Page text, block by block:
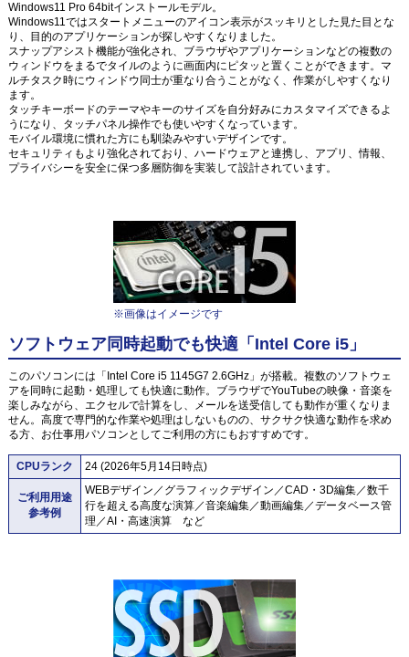
Windows11 Pro 64bitインストールモデル。
Windows11ではスタートメニューのアイコン表示がスッキリとした見た目とな
り、目的のアプリケーションが探しやすくなりました。
スナップアシスト機能が強化され、ブラウザやアプリケーションなどの複数の
ウィンドウをまるでタイルのように画面内にピタッと置くことができます。マ
ルチタスク時にウィンドウ同士が重なり合うことがなく、作業がしやすくなり
ます。
タッチキーボードのテーマやキーのサイズを自分好みにカスタマイズできるよ
うになり、タッチパネル操作でも使いやすくなっています。
モバイル環境に慣れた方にも馴染みやすいデザインです。
セキュリティもより強化されており、ハードウェアと連携し、アプリ、情報、
プライバシーを安全に保つ多層防御を実装して設計されています。
※画像はイメージです
ソフトウェア同時起動でも快適「Intel Core i5」
このパソコンには「Intel Core i5 1145G7 2.6GHz」が搭載。複数のソフトウェ
アを同時に起動・処理しても快適に動作。ブラウザでYouTubeの映像・音楽を
楽しみながら、エクセルで計算をし、メールを送受信しても動作が重くなりま
せん。高度で専門的な作業や処理はしないものの、サクサク快適な動作を求め
る方、お仕事用パソコンとしてご利用の方にもおすすめです。
CPUランク 24 (2026年5月14日時点)
ご利用用途
参考例
WEBデザイン／グラフィックデザイン／CAD・3D編集／数千
行を超える高度な演算／音楽編集／動画編集／データベース管
理／AI・高速演算 など